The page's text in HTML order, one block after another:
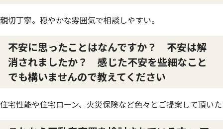
親切丁寧。穏やかな雰囲気で相談しやすい。
不安に思ったことはなんですか？ 不安は解
消されましたか？ 感じた不安を些細なこと
でも構いませんので教えてください
住宅性能や住宅ローン、火災保険など色々とご提案して頂いた